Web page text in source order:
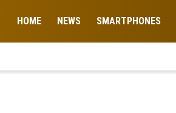
HOME NEWS SMARTPHONES